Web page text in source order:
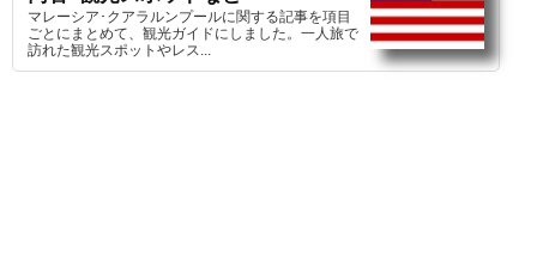
マレーシア･クアラルンプールに関する記事を項目
ごとにまとめて、観光ガイドにしました。一人旅で
訪れた観光スポットやレス...